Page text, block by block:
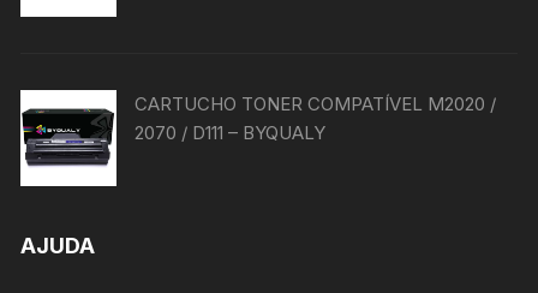
CARTUCHO TONER COMPATÍVEL M2020 /
2070 / D111 – BYQUALY
AJUDA